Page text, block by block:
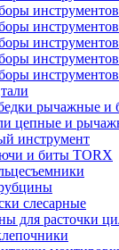
рычажные и
цепные и
инструмент
и биты TORX
слесарные
для расточки